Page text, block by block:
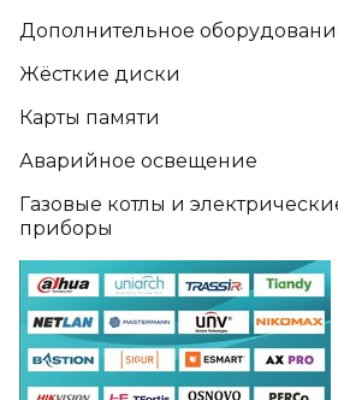
Дополнительное
Жёсткие диски
Карты памяти
Аварийное освещение
Газовые котлы и
приборы